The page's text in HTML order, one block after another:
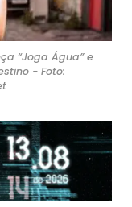
“Joga Água” e
- Foto: